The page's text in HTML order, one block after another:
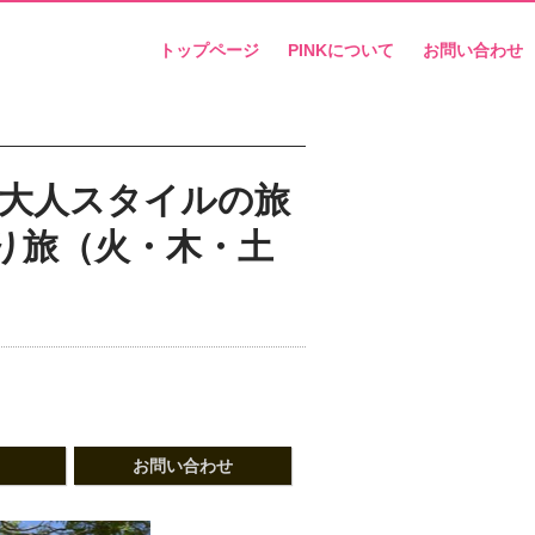
トップページ PINKについて お問い合わせ
人スタイルの旅
旅（火・木・土
お問い合わせ